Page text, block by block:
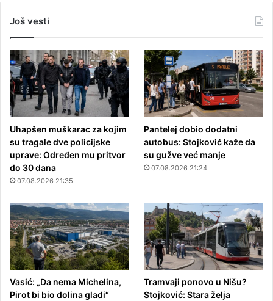
Još vesti
Uhapšen muškarac za kojim
su tragale dve policijske
uprave: Određen mu pritvor
do 30 dana
07.08.2026 21:35
Pantelej dobio dodatni
autobus: Stojković kaže da
su gužve već manje
07.08.2026 21:24
Vasić: „Da nema Michelina,
Pirot bi bio dolina gladi“
Tramvaji ponovo u Nišu?
Stojković: Stara želja